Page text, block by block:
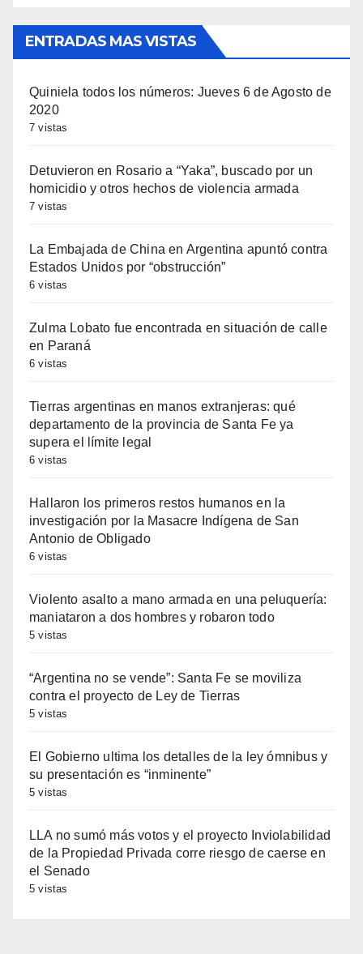
ENTRADAS MAS VISTAS
Quiniela todos los números: Jueves 6 de Agosto de
2020
7 vistas
Detuvieron en Rosario a “Yaka”, buscado por un
homicidio y otros hechos de violencia armada
7 vistas
La Embajada de China en Argentina apuntó contra
Estados Unidos por “obstrucción”
6 vistas
Zulma Lobato fue encontrada en situación de calle
en Paraná
6 vistas
Tierras argentinas en manos extranjeras: qué
departamento de la provincia de Santa Fe ya
supera el límite legal
6 vistas
Hallaron los primeros restos humanos en la
investigación por la Masacre Indígena de San
Antonio de Obligado
6 vistas
Violento asalto a mano armada en una peluquería:
maniataron a dos hombres y robaron todo
5 vistas
“Argentina no se vende”: Santa Fe se moviliza
contra el proyecto de Ley de Tierras
5 vistas
El Gobierno ultima los detalles de la ley ómnibus y
su presentación es “inminente”
5 vistas
LLA no sumó más votos y el proyecto Inviolabilidad
de la Propiedad Privada corre riesgo de caerse en
el Senado
5 vistas